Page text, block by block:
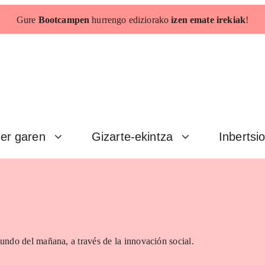
Gure Bootcampen hurrengo ediziorakoizen emate irekiak!
garen Gizarte-ekintza
del mañana, a través de la innovación social.